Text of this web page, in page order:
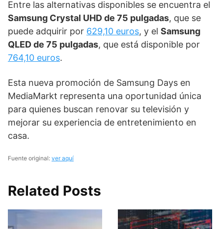
Entre las alternativas disponibles se encuentra el
Samsung Crystal UHD de 75 pulgadas, que se
puede adquirir por 629,10 euros, y el Samsung
QLED de 75 pulgadas, que está disponible por
764,10 euros.
Esta nueva promoción de Samsung Days en
MediaMarkt representa una oportunidad única
para quienes buscan renovar su televisión y
mejorar su experiencia de entretenimiento en
casa.
Fuente original: ver aquí
Related Posts